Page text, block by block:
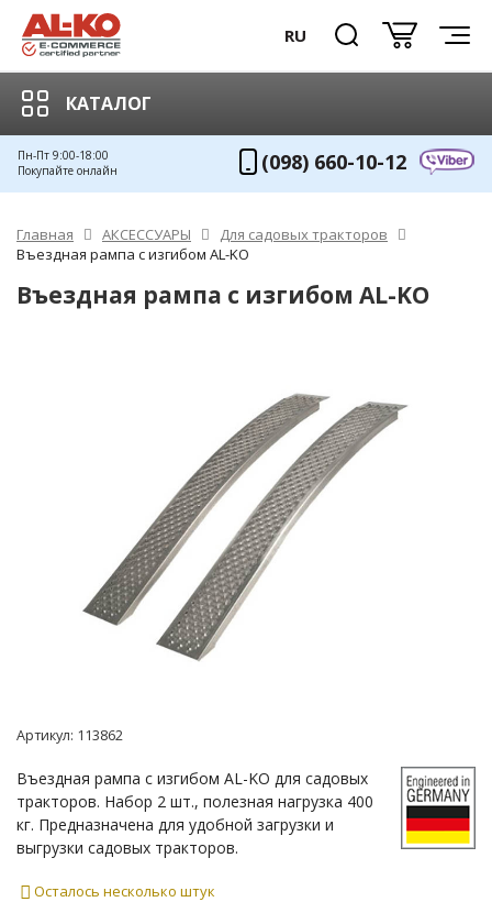
RU
КАТАЛОГ
Пн-Пт 9:00-18:00
Покупайте онлайн
(098) 660-10-12
Главная АКСЕССУАРЫ
Для садовых тракторов
Въездная рампа с изгибом AL-KO
Въездная рампа с изгибом AL-KO
Артикул: 113862
Въездная рампа с изгибом AL-KO для садовых
тракторов. Набор 2 шт., полезная нагрузка 400
кг. Предназначена для удобной загрузки и
выгрузки садовых тракторов.
Осталось несколько штук